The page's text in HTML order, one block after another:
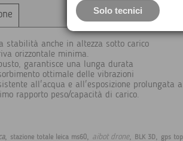
stabilità anche in altezza sotto carico
orizzontale minima.
garantisce una lunga durata
ottimale delle vibrazioni
all'acqua e all'esposizione prolungata
rapporto peso/capacità di carico.
, stazione totale leica ms60, aibot drone, BLK 3D, gps
Solo tecnici